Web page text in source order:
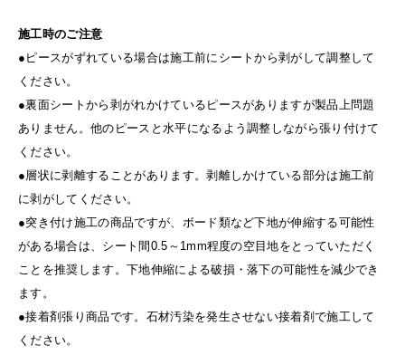
施工時のご注意
●ピースがずれている場合は施工前にシートから剥がして調整して
ください。
●裏面シートから剥がれかけているピースがありますが製品上問題
ありません。他のピースと水平になるよう調整しながら張り付けて
ください。
●層状に剥離することがあります。剥離しかけている部分は施工前
に剥がしてください。
●突き付け施工の商品ですが、ボード類など下地が伸縮する可能性
がある場合は、シート間0.5～1mm程度の空目地をとっていただく
ことを推奨します。下地伸縮による破損・落下の可能性を減少でき
ます。
●接着剤張り商品です。石材汚染を発生させない接着剤で施工して
ください。